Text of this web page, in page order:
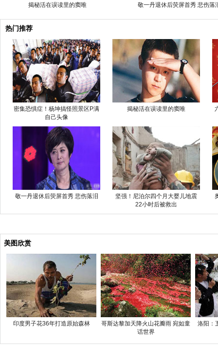
揭秘活在误读里的窦唯 敬一丹退休后荧屏首秀 悲伤落
热门推荐
密集恐惧症！杨坤搞怪照景区P满
自己头像
揭秘活在误读里的窦唯
敬一丹退休后荧屏首秀 悲伤落泪
坚强！尼泊尔四个月大婴儿地震
22小时后被救出
美图欣赏
印度男子花36年打造原始森林
哥斯达黎加天降火山花瓣雨 宛如童
话世界
洛阳：